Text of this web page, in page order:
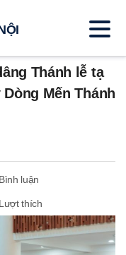
Thánh lễ tạ
Mến Thánh
luận
Lượt thích